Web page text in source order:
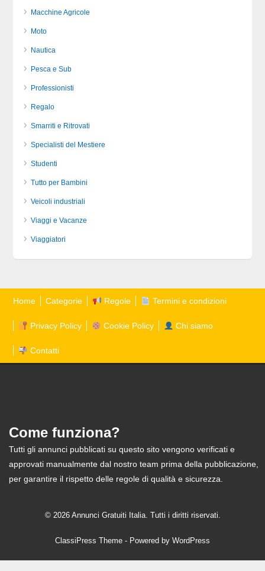
Macchine Agricole
Moto
Nautica
Pesca e Sub
Professionisti
Regalo
Smarriti e Ritrovati
Specialisti del Mestiere
Studenti
Tutto per Bambini
Veicoli industriali
Viaggi e Vacanze
Viaggiatori
Home Categorie Regole Termini e condizioni
Privacy Policy Cookie Policy Chi siamo
Contatti
Come funziona?
Tutti gli annunci pubblicati su questo sito vengono verificati e
approvati manualmente dal nostro team prima della pubblicazione,
per garantire il rispetto delle regole di qualità e sicurezza.
© 2026 Annunci Gratuiti Italia. Tutti i diritti riservati.
ClassiPress Theme - Powered by WordPress